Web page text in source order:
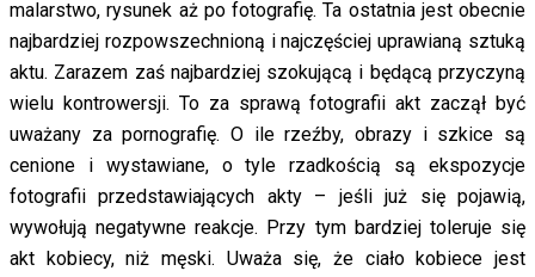
malarstwo, rysunek aż po fotografię. Ta ostatnia jest obecnie
najbardziej rozpowszechnioną i najczęściej uprawianą sztuką
aktu. Zarazem zaś najbardziej szokującą i będącą przyczyną
wielu kontrowersji. To za sprawą fotografii akt zaczął być
uważany za pornografię. O ile rzeźby, obrazy i szkice są
cenione i wystawiane, o tyle rzadkością są ekspozycje
fotografii przedstawiających akty – jeśli już się pojawią,
wywołują negatywne reakcje. Przy tym bardziej toleruje się
akt kobiecy, niż męski. Uważa się, że ciało kobiece jest